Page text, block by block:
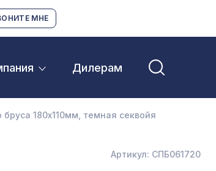
МНЕ
Дилерам
180х110мм, темная секвойя
Артикул: СПБ061720